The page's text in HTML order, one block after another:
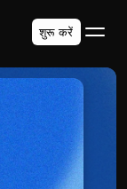
शुरू करें